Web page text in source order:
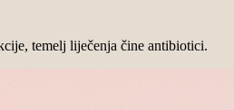
temelj liječenja čine antibiotici.